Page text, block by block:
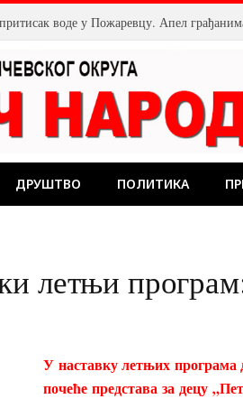
ДРУШТВО ПОЛИТИКА
летњи
У наставку летњих програма
почеће представа за децу